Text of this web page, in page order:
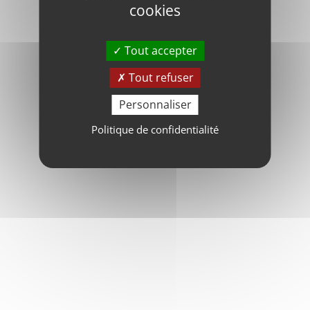
cookies
Tout accepter
Tout refuser
Personnaliser
Politique de confidentialité